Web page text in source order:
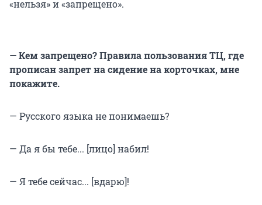
«нельзя» и «запрещено».
— Кем запрещено? Правила пользования ТЦ, где
прописан запрет на сидение на корточках, мне
покажите.
— Русского языка не понимаешь?
— Да я бы тебе... [лицо] набил!
— Я тебе сейчас... [вдарю]!